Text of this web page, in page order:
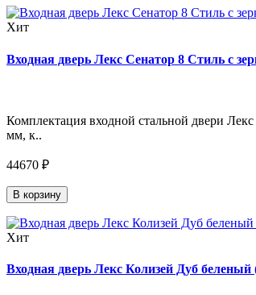
Хит
Входная дверь Лекс Сенатор 8 Стиль с
Комплектация входной стальной двери
мм, к..
44670 ₽
В корзину
Хит
Входная дверь Лекс Колизей Дуб